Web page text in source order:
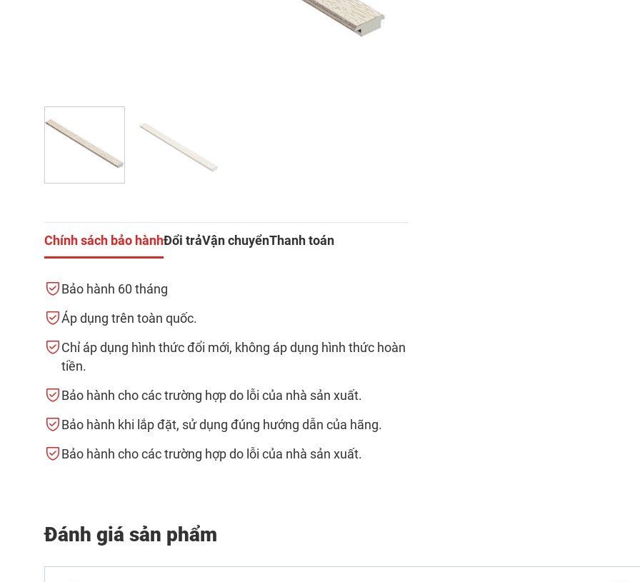
Chính sách bảo hànhĐổi trảVận chuyểnThanh toán
Bảo hành 60 tháng
Áp dụng trên toàn quốc.
Chỉ áp dụng hình thức đổi mới, không áp dụng hình thức hoàn
tiền.
Bảo hành cho các trường hợp do lỗi của nhà sản xuất.
Bảo hành khi lắp đặt, sử dụng đúng hướng dẫn của hãng.
Bảo hành cho các trường hợp do lỗi của nhà sản xuất.
Đánh giá sản phẩm